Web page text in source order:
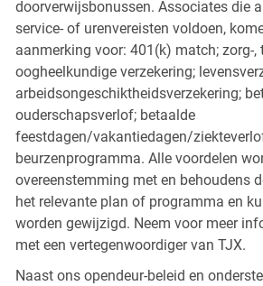
doorverwijsbonussen. Associates die
service- of urenvereisten voldoen,
aanmerking voor: 401(k) match; zorg-,
oogheelkundige verzekering;
arbeidsongeschiktheidsverzekering;
ouderschapsverlof; betaalde
feestdagen/vakantiedagen/
beurzenprogramma. Alle voordelen
overeenstemming met en behoudens
het relevante plan of programma en
worden gewijzigd. Neem voor meer
met een vertegenwoordiger van TJX.
Naast ons opendeur-beleid en